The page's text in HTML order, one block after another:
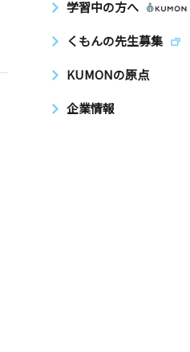
学習中の方へ
くもんの先生募集
KUMONの原点
企業情報